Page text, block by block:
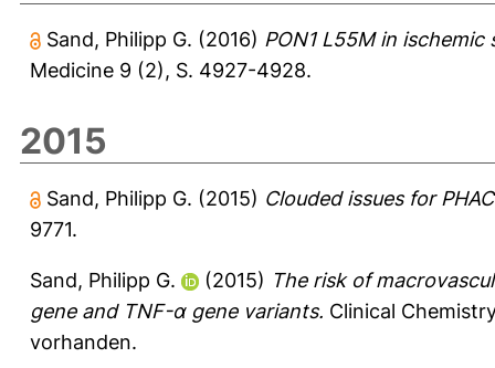
Sand, Philipp G. (2016) PON1 L55M in ischemic
Medicine 9 (2), S. 4927-4928.
2015
Sand, Philipp G. (2015) Clouded issues for
9771.
Sand, Philipp G. (2015) The risk of
gene and TNF-α gene variants. Clinical
vorhanden.